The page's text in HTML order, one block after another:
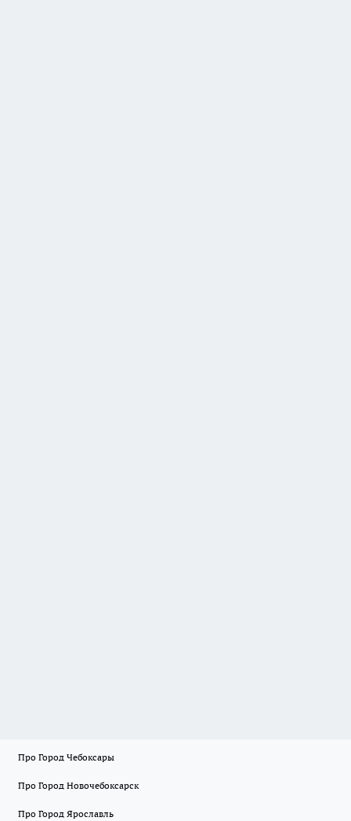
Про Город Чебоксары
Про Город Новочебоксарск
Про Город Ярославль